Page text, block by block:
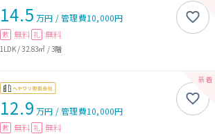
14.5 万円 /管理費10,000円
敷 無料 礼 無料
1LDK/32.83㎡ /3階
12.9 万円 /管理費10,000円
敷 無料 礼 無料